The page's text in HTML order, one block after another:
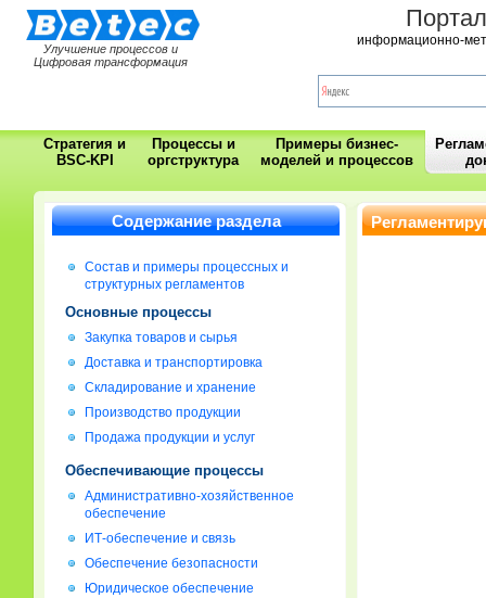
Улучшение процессов и
Цифровая трансформация
информационно-
Стратегия и
BSC-KPI
Процессы и
оргструктура
Примеры бизнес-
моделей и процессов
Содержание раздела
Состав и примеры процессных и
структурных регламентов
Основные процессы
Закупка товаров и сырья
Доставка и транспортировка
Складирование и хранение
Производство продукции
Продажа продукции и услуг
Обеспечивающие процессы
Административно-хозяйственное
обеспечение
ИТ-обеспечение и связь
Обеспечение безопасности
Юридическое обеспечение